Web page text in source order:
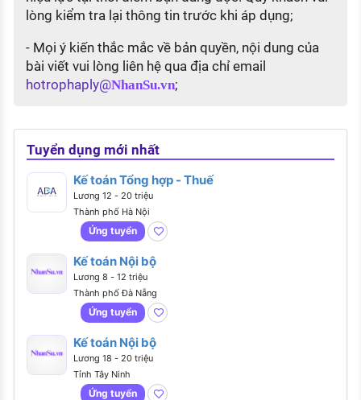
lòng kiểm tra lại thông tin trước khi áp dụng;
- Mọi ý kiến thắc mắc về bản quyền, nội dung của
bài viết vui lòng liên hệ qua địa chỉ email
hotrophaply@NhanSu.vn;
Tuyển dụng mới nhất
Kế toán Tổng hợp - Thuế
Lương 12 - 20 triệu
Thành phố Hà Nội
Ứng tuyển
Kế toán Nội bộ
Lương 8 - 12 triệu
Thành phố Đà Nẵng
Ứng tuyển
Kế toán Nội bộ
Lương 18 - 20 triệu
Tỉnh Tây Ninh
Ứng tuyển